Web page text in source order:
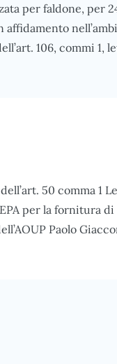
per faldone, per
106, commi 1,
50 comma 1
per la fornitura
Paolo